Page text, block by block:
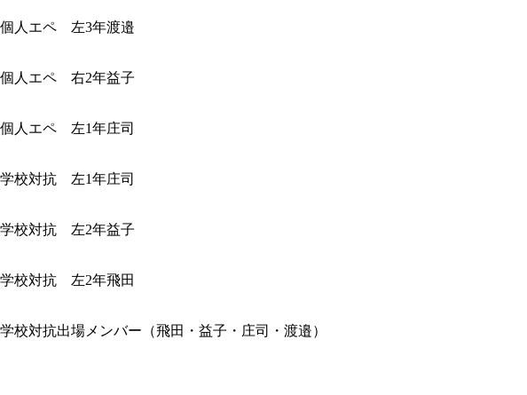
個人エペ 左3年渡邉
個人エペ 右2年益子
個人エペ 左1年庄司
学校対抗 左1年庄司
学校対抗 左2年益子
学校対抗 左2年飛田
学校対抗出場メンバー（飛田・益子・庄司・渡邉）